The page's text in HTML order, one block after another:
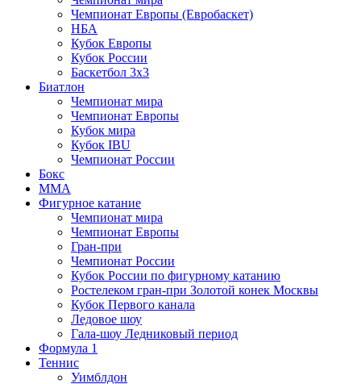
Чемпионат Европы (Евробаскет)
НБА
Кубок Европы
Кубок России
Баскетбол 3х3
Биатлон
Чемпионат мира
Чемпионат Европы
Кубок мира
Кубок IBU
Чемпионат России
Бокс
MMA
Фигурное катание
Чемпионат мира
Чемпионат Европы
Гран-при
Чемпионат России
Кубок России по фигурному катанию
Ростелеком гран-при Золотой конек Москвы
Кубок Первого канала
Ледовое шоу
Гала-шоу Ледниковый период
Формула 1
Теннис
Уимблдон